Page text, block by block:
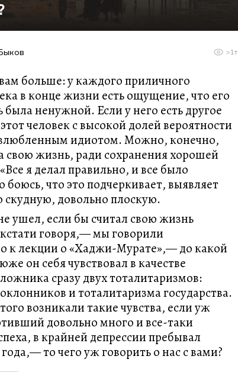
>1т
больше: у каждого приличного
в конце жизни есть ощущение, что его
ненужной. Если у него есть другое
человек с высокой долей вероятности
идиотом. Можно, конечно,
свою жизнь, ради сохранения хорошей
я делал правильно, и все было
боюсь, что это подчеркивает, выявляет
скудную, довольно плоскую.
ушел, если бы считал свою жизнь
говоря,— мы говорили
к лекции о «Хаджи-Мурате»,— до какой
он себя чувствовал в качестве
сразу двух тоталитаризмов:
и тоталитаризма государства.
возникали такие чувства, если уж
довольно много и все-таки
в крайней депрессии пребывал
то чего уж говорить о нас с вами?